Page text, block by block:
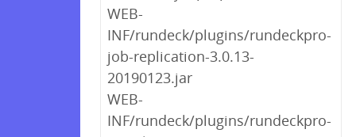
WEB-
INF/rundeck/plugins/rundeckpro-
job-replication-3.0.13-
20190123.jar
WEB-
INF/rundeck/plugins/rundeckpro-